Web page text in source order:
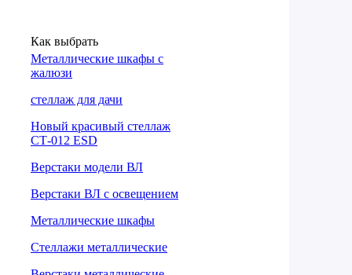
Как выбрать
Металлические шкафы с
жалюзи
cтеллаж для дачи
Новый красивый стеллаж
СТ-012 ESD
Верстаки модели ВЛ
Верстаки ВЛ с освещением
Металлические шкафы
Стеллажи металлические